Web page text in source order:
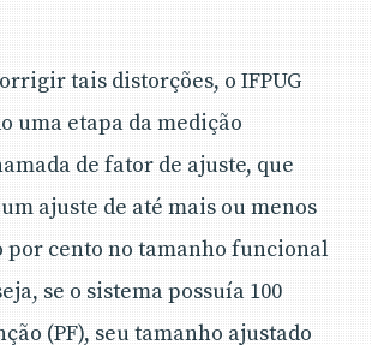
tais distorções, o IFPUG
uma etapa da medição
de fator de ajuste, que
ajuste de até mais ou menos
cento no tamanho funcional
se o sistema possuía 100
(PF), seu tamanho ajustado